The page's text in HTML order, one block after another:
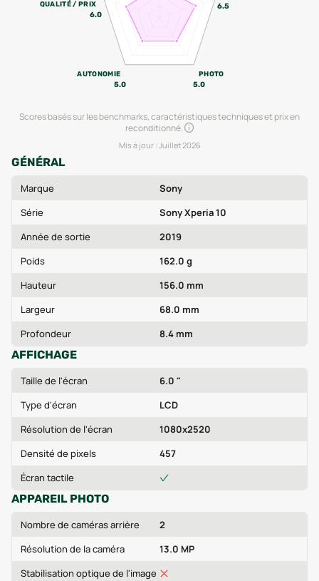
6.5
PHOTO
5.0
AUTONOMIE
5.0
QUALITÉ / PRIX
6.0
Scores basés sur les benchmarks, caractéristiques techniques et prix en
reconditionné.
Mis à jour : Juillet 2026
GÉNÉRAL
Marque
Sony
Série
Sony Xperia 10
Année de sortie
2019
Poids
162.0 g
Hauteur
156.0 mm
Largeur
68.0 mm
Profondeur
8.4 mm
AFFICHAGE
Taille de l'écran
6.0 "
Type d'écran
LCD
Résolution de l'écran
1080x2520
Densité de pixels
457
Écran tactile
APPAREIL PHOTO
Nombre de caméras arrière
2
Résolution de la caméra
13.0 MP
Stabilisation optique de l'image